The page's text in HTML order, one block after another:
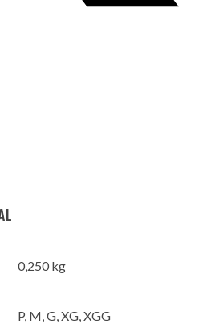
0,250 kg
P, M, G, XG, XGG